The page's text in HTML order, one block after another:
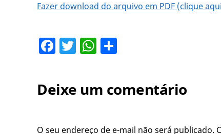
Fazer download do arquivo em PDF (clique
Facebook
TwitterWhatsApp
Deixe um comentário
O seu endereço de e-mail não será publicado.